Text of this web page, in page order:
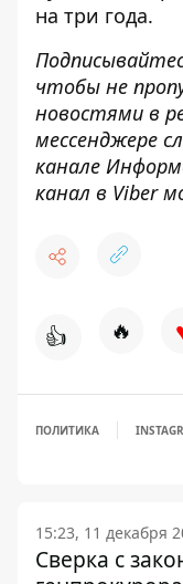
на три года.
чтобы не
новостями в
мессенджере
канале
канал в Viber
👍 🔥
ПОЛИТИКА
15:23, 11 декабря
Сверка с